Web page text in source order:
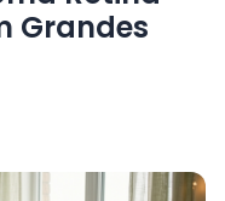
Grandes